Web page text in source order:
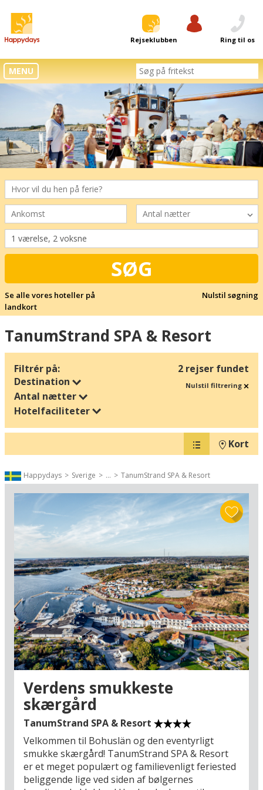
Rejseklubben Ring til os
MENU
SØG
Se alle vores hoteller på
landkort
Nulstil søgning
TanumStrand SPA & Resort
Filtrér på:
2 rejser fundet
Destination
Antal nætter
Hotelfaciliteter
Nulstil filtrering
Kort
Happydays Sverige ... TanumStrand SPA & Resort
Verdens smukkeste
skærgård
TanumStrand SPA & Resort
Velkommen til Bohuslän og den eventyrligt
smukke skærgård! TanumStrand SPA & Resort
er et meget populært og familievenligt feriested
beliggende lige ved siden af bølgernes